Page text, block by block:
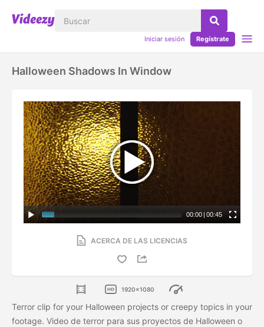
Iniciar sesión Regístrate
Halloween Shadows In Window
00:00 | 00:45
ACERCA DE LAS LICENCIAS
1920x1080
Terror clip for your Halloween projects or creepy topics in your
footage. Video de terror para sus proyectos de Halloween o